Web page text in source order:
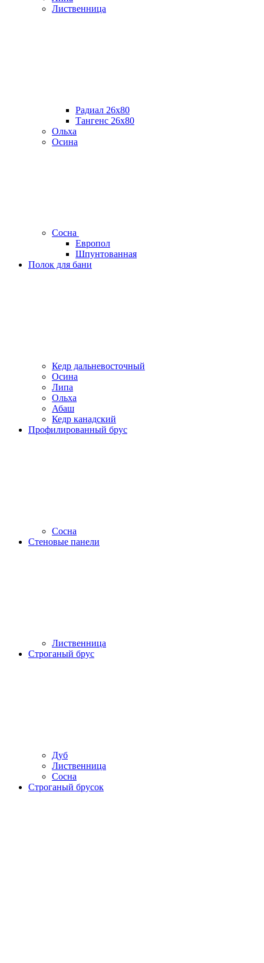
Лиственница
Радиал 26х80
Тангенс 26х80
Ольха
Осина
Сосна
Европол
Шпунтованная
Полок для бани
Кедр дальневосточный
Осина
Липа
Ольха
Абаш
Кедр канадский
Профилированный брус
Сосна
Стеновые панели
Лиственница
Строганый брус
Дуб
Лиственница
Сосна
Строганый брусок